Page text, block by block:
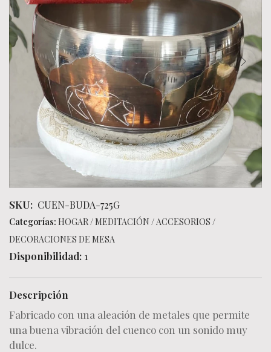
SKU: CUEN-BUDA-725G
Categorías: HOGAR/ MEDITACIÓN /ACCESORIOS /
DECORACIONES DE MESA
Disponibilidad: 1
Descripción
Fabricado con una aleación de metales que permite
una buena vibración del cuenco con un sonido muy
dulce.